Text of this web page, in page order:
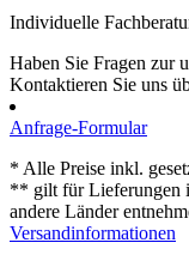
Individuelle
Haben Sie Fragen zur
Kontaktieren Sie uns
Anfrage-Formular
* Alle Preise inkl.
** gilt für Lieferungen
andere Länder
Versandinformationen